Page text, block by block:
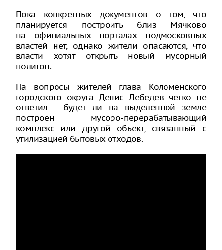
Пока конкретных документов о том, что
планируется построить близ Мячково
на официальных порталах подмосковных
властей нет, однако жители опасаются, что
власти хотят открыть новый мусорный
полигон.
На вопросы жителей глава Коломенского
городского округа Денис Лебедев четко не
ответил - будет ли на выделенной земле
построен мусоро-перерабатывающий
комплекс или другой объект, связанный с
утилизацией бытовых отходов.